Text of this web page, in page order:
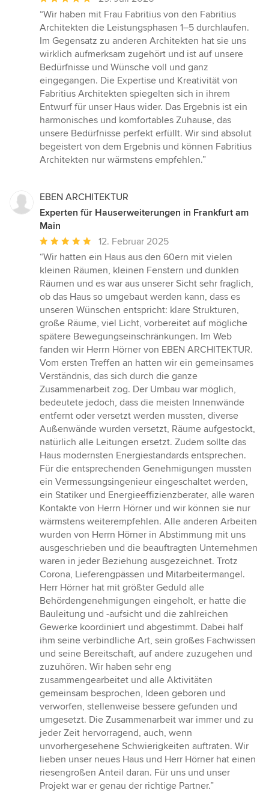
Bewertung:
5
von
5
Sternen
“Wir haben mit Frau Fabritius von den Fabritius
Architekten die Leistungsphasen 1–5 durchlaufen.
Im Gegensatz zu anderen Architekten hat sie uns
wirklich aufmerksam zugehört und ist auf unsere
Bedürfnisse und Wünsche voll und ganz
eingegangen. Die Expertise und Kreativität von
Fabritius Architekten spiegelten sich in ihrem
Entwurf für unser Haus wider. Das Ergebnis ist ein
harmonisches und komfortables Zuhause, das
unsere Bedürfnisse perfekt erfüllt. Wir sind absolut
begeistert von dem Ergebnis und können Fabritius
Architekten nur wärmstens empfehlen.”
EBEN ARCHITEKTUR
Experten für Hauserweiterungen in Frankfurt am
Main
Durchschnittliche
Bewertung:
5
von
5
Sternen
12. Februar 2025
“Wir hatten ein Haus aus den 60ern mit vielen
kleinen Räumen, kleinen Fenstern und dunklen
Räumen und es war aus unserer Sicht sehr fraglich,
ob das Haus so umgebaut werden kann, dass es
unseren Wünschen entspricht: klare Strukturen,
große Räume, viel Licht, vorbereitet auf mögliche
spätere Bewegungseinschränkungen. Im Web
fanden wir Herrn Hörner von EBEN ARCHITEKTUR.
Vom ersten Treffen an hatten wir ein gemeinsames
Verständnis, das sich durch die ganze
Zusammenarbeit zog. Der Umbau war möglich,
bedeutete jedoch, dass die meisten Innenwände
entfernt oder versetzt werden mussten, diverse
Außenwände wurden versetzt, Räume aufgestockt,
natürlich alle Leitungen ersetzt. Zudem sollte das
Haus modernsten Energiestandards entsprechen.
Für die entsprechenden Genehmigungen mussten
ein Vermessungsingenieur eingeschaltet werden,
ein Statiker und Energieeffizienzberater, alle waren
Kontakte von Herrn Hörner und wir können sie nur
wärmstens weiterempfehlen. Alle anderen Arbeiten
wurden von Herrn Hörner in Abstimmung mit uns
ausgeschrieben und die beauftragten Unternehmen
waren in jeder Beziehung ausgezeichnet. Trotz
Corona, Lieferengpässen und Mitarbeitermangel.
Herr Hörner hat mit größter Geduld alle
Behördengenehmigungen eingeholt, er hatte die
Bauleitung und -aufsicht und die zahlreichen
Gewerke koordiniert und abgestimmt. Dabei half
ihm seine verbindliche Art, sein großes Fachwissen
und seine Bereitschaft, auf andere zuzugehen und
zuzuhören. Wir haben sehr eng
zusammengearbeitet und alle Aktivitäten
gemeinsam besprochen, Ideen geboren und
verworfen, stellenweise bessere gefunden und
umgesetzt. Die Zusammenarbeit war immer und zu
jeder Zeit hervorragend, auch, wenn
unvorhergesehene Schwierigkeiten auftraten. Wir
lieben unser neues Haus und Herr Hörner hat einen
riesengroßen Anteil daran. Für uns und unser
Projekt war er genau der richtige Partner.”